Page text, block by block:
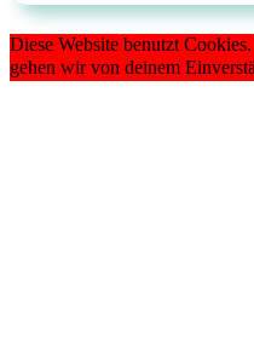
Diese Website benutzt
gehen wir von deinem